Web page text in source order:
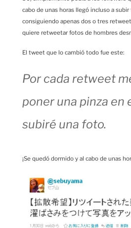
cabo de unas horas llegó incluso a
consiguiendo apenas dos o tres
quiere retweetar fotos de hombres
El tweet que lo cambió todo fue este:
Por cada retweet
poner una pinza en
subiré una foto.
¡Se quedó dormido y al cabo de unas